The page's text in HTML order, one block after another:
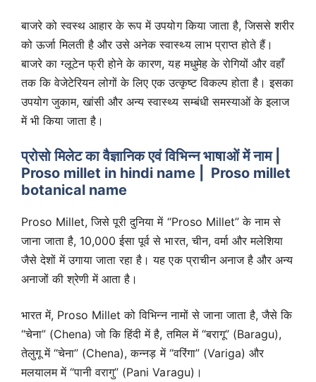
बाजरे को स्वस्थ आहार के रूप में उपयोग किया जाता है, जिससे शरीर
को ऊर्जा मिलती है और उसे अनेक स्वास्थ्य लाभ प्राप्त होते हैं।
बाजरे का ग्लूटेन फ्री होने के कारण, यह मधुमेह के रोगियों और वहाँ
तक कि वेजेटेरियन लोगों के लिए एक उत्कृष्ट विकल्प होता है। इसका
उपयोग जुकाम, खांसी और अन्य स्वास्थ्य सम्बंधी समस्याओं के इलाज
में भी किया जाता है।
प्रोसो मिलेट का वैज्ञानिक एवं विभिन्न भाषाओं में नाम |
Proso millet in hindi name | Proso millet
botanical name
Proso Millet, जिसे पूरी दुनिया में “Proso Millet” के नाम से
जाना जाता है, 10,000 ईसा पूर्व से भारत, चीन, वर्मा और मलेशिया
जैसे देशों में उगाया जाता रहा है। यह एक प्राचीन अनाज है और अन्य
अनाजों की श्रेणी में आता है।
भारत में, Proso Millet को विभिन्न नामों से जाना जाता है, जैसे कि
“चेना” (Chena) जो कि हिंदी में है, तमिल में “बरागू” (Baragu),
तेलुगू में “चेना” (Chena), कन्नड़ में “वरिंगा” (Variga) और
मलयालम में “पानी वरागु” (Pani Varagu)।